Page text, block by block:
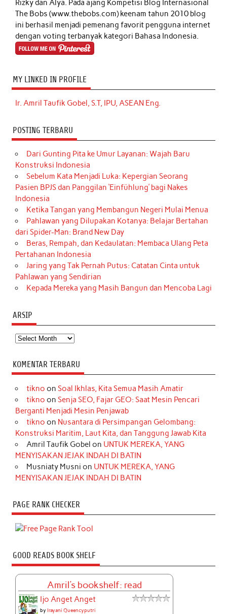
Rizky dan Alya. Pada ajang Kompetisi Blog Internasional
The Bobs (www.thebobs.com) keenam tahun 2010 blog
ini berhasil menjadi pemenang favorit pengguna internet
dengan voting terbanyak kategori Bahasa Indonesia.
MY LINKED IN PROFILE
Ir. Amril Taufik Gobel, S.T, IPU, ASEAN Eng.
POSTING TERBARU
Dari Gunting Pita ke Umur Layanan: Wajah Baru
Konstruksi Indonesia
Sebelum Kata Menjadi Luka: Kepergian Seorang
Pasien BPJS dan Panggilan ‘Einfühlung’ bagi Nakes
Indonesia
Ketika Tangan yang Membangun Negeri Mulai Menua
Pahlawan yang Dilupakan Kotanya: Belajar Bertahan
dari Spider-Man: Brand New Day
Beras, Rempah, dan Kedaulatan: Membaca Ulang Peta
Pertahanan Indonesia
Jaring yang Tak Pernah Putus: Catatan Cinta untuk
Pahlawan yang Sendirian
Kepada Mereka yang Masih Bangun dan Mencoba Lagi
ARSIP
Arsip
KOMENTAR TERBARU
tikno on Soal Ikhlas, Kita Semua Masih Amatir
tikno on Senja SEO, Fajar GEO: Saat Mesin Pencari
Berganti Menjadi Mesin Penjawab
tikno on Nusantara di Persimpangan Gelombang:
Konstruksi Maritim, Laut Kita, dan Tanggung Jawab Kita
Amril Taufik Gobel on UNTUK MEREKA, YANG
MENYISAKAN JEJAK INDAH DI BATIN
Musniaty Musni on UNTUK MEREKA, YANG
MENYISAKAN JEJAK INDAH DI BATIN
PAGE RANK CHECKER
GOOD READS BOOK SHELF
Amril's bookshelf: read
Ijo Anget Anget
byIrayani Queencyputri